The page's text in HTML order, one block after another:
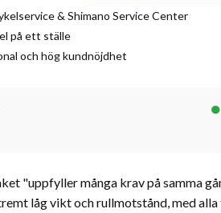
& Shimano Service Center
på ett ställe
och hög kundnöjdhet
"uppfyller många krav på samma
låg vikt och rullmotstånd, med